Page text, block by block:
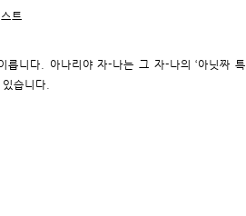
트
니다. 아나리야 자-나는 그 자-나의 ‘아닛짜 특
습니다.